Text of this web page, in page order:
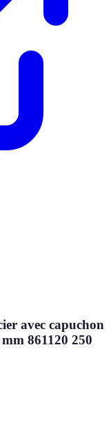
avec capuchon
861120 250